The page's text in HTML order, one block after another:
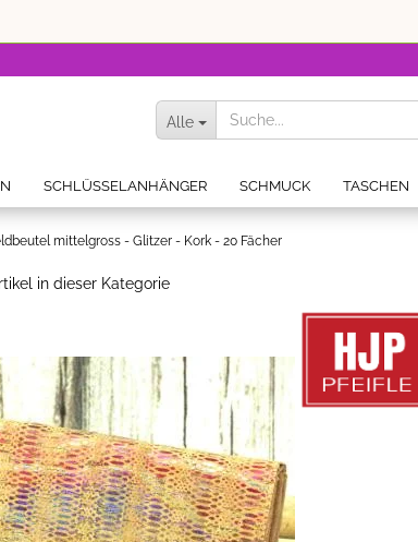
Alle
SCHLÜSSELANHÄNGER SCHMUCK TASCHEN
mittelgross - Glitzer - Kork - 20 Fächer
in dieser Kategorie